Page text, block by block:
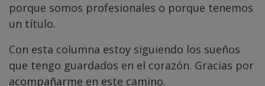
porque somos profesionales o porque tenemos
un título.
Con esta columna estoy siguiendo los sueños
que tengo guardados en el corazón. Gracias por
acompañarme en este camino.